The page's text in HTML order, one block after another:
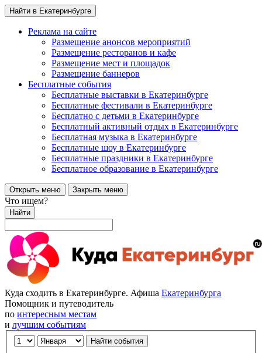
Найти в Екатеринбурге
Реклама на сайте
Размещение анонсов мероприятий
Размещение ресторанов и кафе
Размещение мест и площадок
Размещение баннеров
Бесплатные события
Бесплатные выставки в Екатеринбурге
Бесплатные фестивали в Екатеринбурге
Бесплатно с детьми в Екатеринбурге
Бесплатный активный отдых в Екатеринбурге
Бесплатная музыка в Екатеринбурге
Бесплатные шоу в Екатеринбурге
Бесплатные праздники в Екатеринбурге
Бесплатное образование в Екатеринбурге
Открыть меню Закрыть меню
Что ищем?
Найти
Куда сходить в Екатеринбурге. Афиша Екатеринбурга
Помощник и путеводитель
по интересным местам
и лучшим событиям